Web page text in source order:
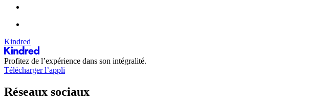
Kindred
Profitez de l’expérience dans son intégralité.
Télécharger l’appli
Réseaux sociaux